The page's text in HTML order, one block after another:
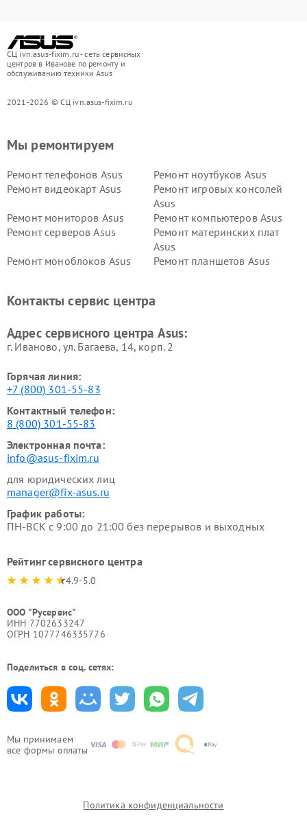
СЦ ivn.asus-fixim.ru - сеть сервисных
центров в Иванове по ремонту и
обслуживанию техники Asus
2021-2026 © СЦ ivn.asus-fixim.ru
Мы принимаем
все формы оплаты
Мы ремонтируем
Ремонт телефонов Asus
Ремонт ноутбуков Asus
Ремонт видеокарт Asus
Ремонт игровых консолей
Asus
Ремонт мониторов Asus
Ремонт компьютеров Asus
Ремонт серверов Asus
Ремонт материнских плат
Asus
Ремонт моноблоков Asus
Ремонт планшетов Asus
Контакты сервис центра
Адрес сервисного центра Asus:
г. Иваново, ул. Багаева, 14, корп. 2
Горячая линия:
+7 (800) 301-55-83
Контактный телефон:
8 (800) 301-55-83
Электронная почта:
info@asus-fixim.ru
для юридических лиц
manager@fix-asus.ru
График работы:
ПН-ВСК с 9:00 до 21:00 без перерывов и выходных
Рейтинг сервисного центра
4.9-5.0
ООО "Русервис"
ИНН 7702633247
ОГРН 1077746335776
Поделиться в соц. сетях:
Политика конфиденциальности